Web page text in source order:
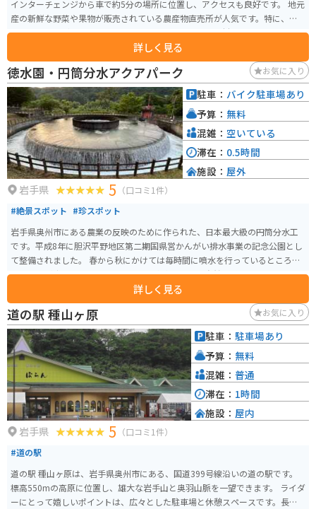
インターチェンジから車で約5分の場所に位置し、アクセスも良好です。 地元
産の新鮮な野菜や果物が販売されている農産物直売所が人気です。特に、旬
のりんごやぶどうは格別です。レストランでは、地元食材をふんだんに使っ
た料理を楽しむことができます。おすすめは、紫波町産のひとめぼれを使っ
た「ひとめぼれ御膳」です。 バイクで訪れる場合、道の駅 むろねは広々とし
た駐車場があるので安心です。周辺には、緑豊かな自然が広がっており、ツ
ーリングの休憩場所としても最適です。道の駅から少し足を延ばせば、城山
公園や南昌寺など、歴史を感じられる観光スポットもあります。 お土産に
は、地元産のりんごを使ったジュースやジャム、南部せんべいなどがおすす
めです。
詳しく見る
徳水園・円筒分水アクアパーク お気に入り
岩手県 5 （口コミ1件）
#絶景スポット #珍スポット
岩手県奥州市にある農業の反映のために作られた、日本最大級の円筒分水工
です。平成8年に胆沢平野地区第二期国県営かんがい排水事業の記念公園とし
て整備されました。 春から秋にかけては毎時間に噴水を行っているところを
見ることが出来ます。近くには公園や水車もあり、自然の感じるにはもって
こいの場所です。トイレもあるので、休憩がてらに観光を楽しめるのでおす
すめです。
詳しく見る
駐車： バイク駐車場あり
予算： 無料
混雑： 空いている
滞在： 0.5時間
施設： 屋外
道の駅 種山ヶ原 お気に入り
岩手県 5 （口コミ1件）
#道の駅
道の駅 種山ヶ原は、岩手県奥州市にある、国道399号線沿いの道の駅です。
標高550mの高原に位置し、雄大な岩手山と奥羽山脈を一望できます。 ライダ
ーにとって嬉しいポイントは、広々とした駐車場と休憩スペースです。長距
駐車： 駐車場あり
予算： 無料
混雑： 普通
滞在： 1時間
施設： 屋内